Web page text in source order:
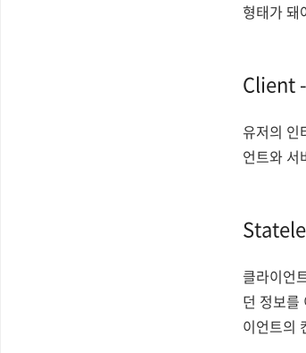
형태가 돼
Client
유저의 인
언트와 서
클라이언
던 정보를
이언트의